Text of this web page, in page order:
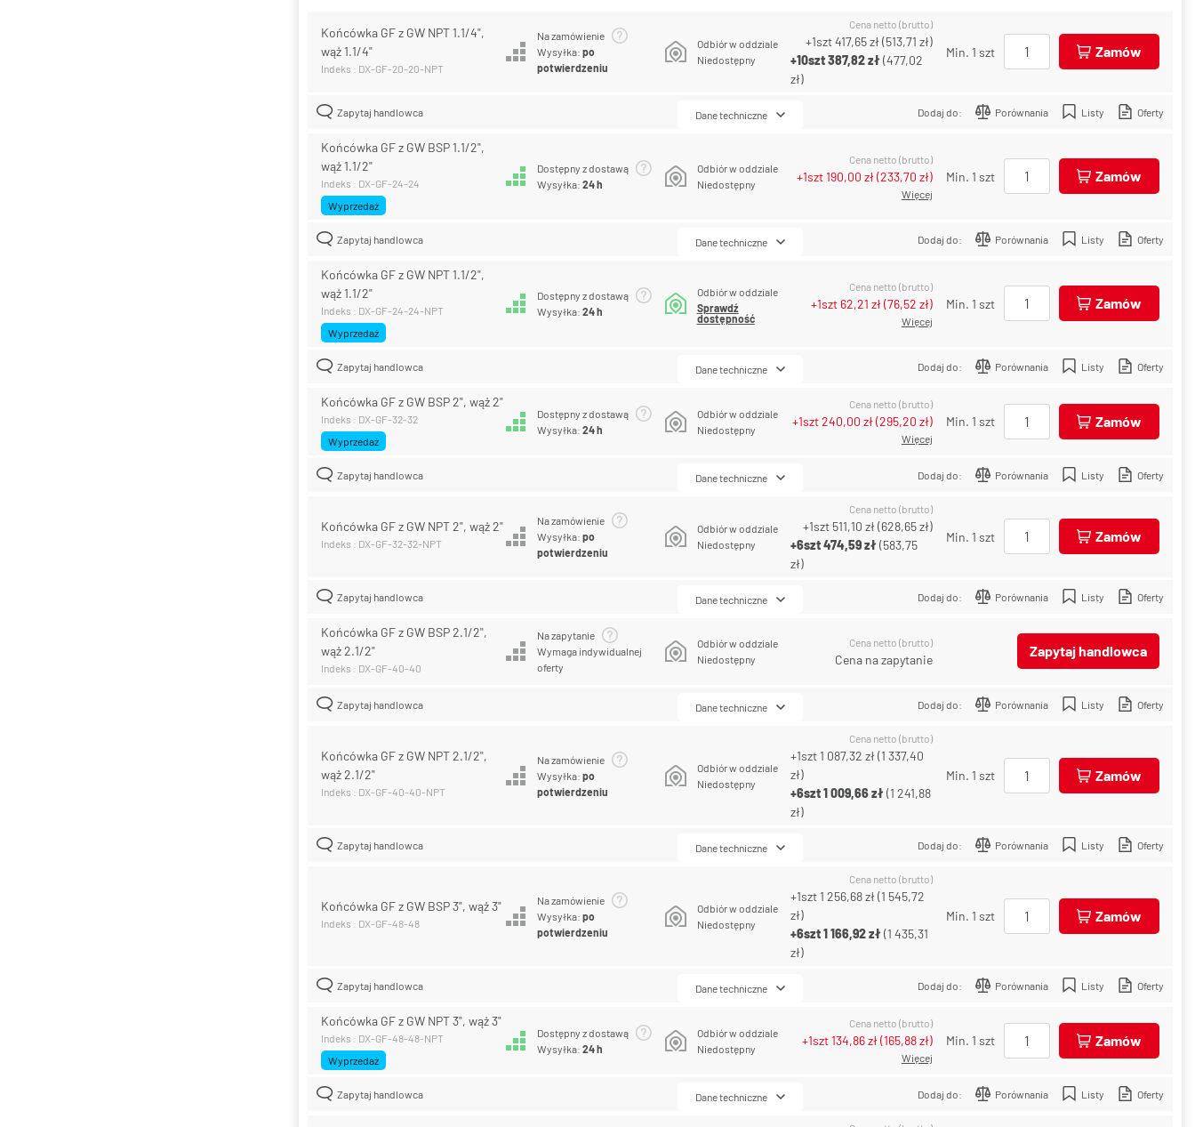
Końcówka GF z GW NPT 1.1/4",
wąż 1.1/4"
Indeks : DX-GF-20-20-NPT
Na zamówienie
Wysyłka:po
potwierdzeniu
Odbiór w oddziale
Niedostępny
Cena netto (brutto)
+1szt417,65 zł(513,71 zł)
+10szt387,82 zł(477,02
zł)
Min. 1 szt Zamów
Zapytaj handlowca Dodaj do: Porównania Listy Oferty
Dane techniczne
Końcówka GF z GW BSP 1.1/2",
wąż 1.1/2"
Indeks : DX-GF-24-24
Wyprzedaż
Dostępny z dostawą
Wysyłka:24 h
Odbiór w oddziale
Niedostępny
Cena netto (brutto)
+1szt190,00 zł(233,70 zł)
Więcej
Min. 1 szt Zamów
Zapytaj handlowca Dodaj do: Porównania Listy Oferty
Dane techniczne
Końcówka GF z GW NPT 1.1/2",
wąż 1.1/2"
Indeks : DX-GF-24-24-NPT
Wyprzedaż
Dostępny z dostawą
Wysyłka:24 h
Odbiór w oddziale
Sprawdź
dostępność
Cena netto (brutto)
+1szt62,21 zł(76,52 zł)
Więcej
Min. 1 szt Zamów
Zapytaj handlowca Dodaj do: Porównania Listy Oferty
Dane techniczne
Końcówka GF z GW BSP 2", wąż 2"
Indeks : DX-GF-32-32
Wyprzedaż
Dostępny z dostawą
Wysyłka:24 h
Odbiór w oddziale
Niedostępny
Cena netto (brutto)
+1szt240,00 zł(295,20 zł)
Więcej
Min. 1 szt Zamów
Zapytaj handlowca Dodaj do: Porównania Listy Oferty
Dane techniczne
Końcówka GF z GW NPT 2", wąż 2"
Indeks : DX-GF-32-32-NPT
Na zamówienie
Wysyłka:po
potwierdzeniu
Odbiór w oddziale
Niedostępny
Cena netto (brutto)
+1szt 511,10 zł(628,65 zł)
+6szt474,59 zł(583,75
zł)
Min. 1 szt Zamów
Zapytaj handlowca Dodaj do: Porównania Listy Oferty
Dane techniczne
Końcówka GF z GW BSP 2.1/2",
wąż 2.1/2"
Indeks : DX-GF-40-40
Na zapytanie
Wymaga indywidualnej
oferty
Odbiór w oddziale
Niedostępny
Cena netto (brutto)
Cena na zapytanie Zapytaj handlowca
Zapytaj handlowca Dodaj do: Porównania Listy Oferty
Dane techniczne
Końcówka GF z GW NPT 2.1/2",
wąż 2.1/2"
Indeks : DX-GF-40-40-NPT
Na zamówienie
Wysyłka:po
potwierdzeniu
Odbiór w oddziale
Niedostępny
Cena netto (brutto)
+1szt 1 087,32 zł(1 337,40
zł)
+6szt1 009,66 zł(1 241,88
zł)
Min. 1 szt Zamów
Zapytaj handlowca Dodaj do: Porównania Listy Oferty
Dane techniczne
Końcówka GF z GW BSP 3", wąż 3"
Indeks : DX-GF-48-48
Na zamówienie
Wysyłka:po
potwierdzeniu
Odbiór w oddziale
Niedostępny
Cena netto (brutto)
+1szt 1 256,68 zł(1 545,72
zł)
+6szt1 166,92 zł(1 435,31
zł)
Min. 1 szt Zamów
Zapytaj handlowca Dodaj do: Porównania Listy Oferty
Dane techniczne
Końcówka GF z GW NPT 3", wąż 3"
Indeks : DX-GF-48-48-NPT
Wyprzedaż
Dostępny z dostawą
Wysyłka:24 h
Odbiór w oddziale
Niedostępny
Cena netto (brutto)
+1szt134,86 zł(165,88 zł)
Więcej
Min. 1 szt Zamów
Zapytaj handlowca Dodaj do: Porównania Listy Oferty
Dane techniczne